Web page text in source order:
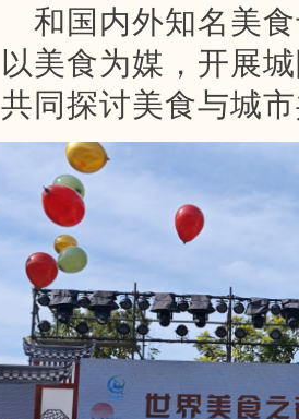
和国内外知名美
以美食为媒，开展
共同探讨美食与城